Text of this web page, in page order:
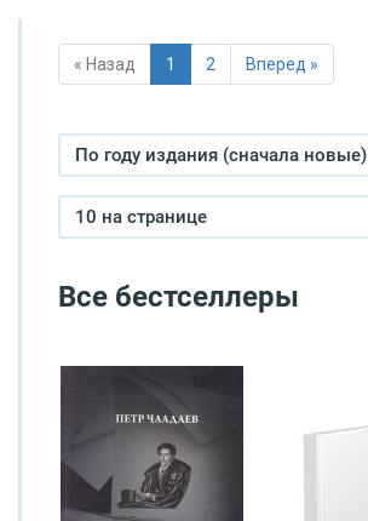
« Назад 1 2 Вперед »
По году издания (сначала новые)
10 на странице
Все бестселлеры